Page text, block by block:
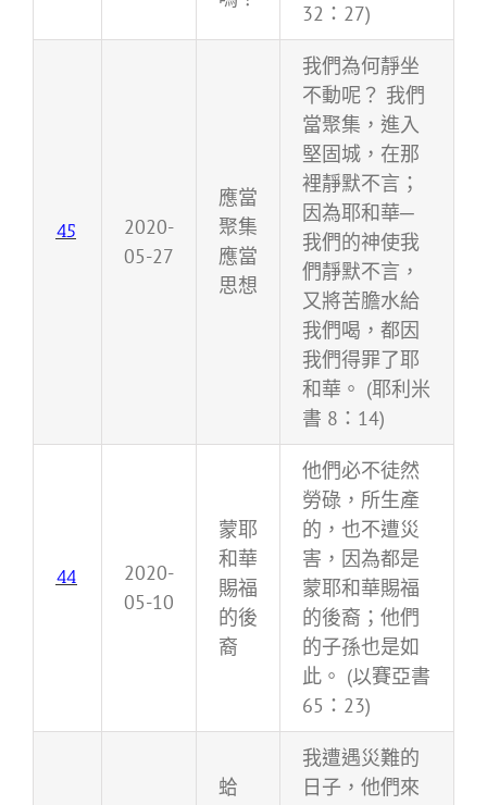
32：27)
45
2020-
05-27
應當
聚集
應當
思想
我們為何靜坐
不動呢？ 我們
當聚集，進入
堅固城，在那
裡靜默不言；
因為耶和華─
我們的神使我
們靜默不言，
又將苦膽水給
我們喝，都因
我們得罪了耶
和華。 (耶利米
書 8：14)
44
2020-
05-10
蒙耶
和華
賜福
的後
裔
他們必不徒然
勞碌，所生產
的，也不遭災
害，因為都是
蒙耶和華賜福
的後裔；他們
的子孫也是如
此。 (以賽亞書
65：23)
蛤
我遭遇災難的
日子，他們來